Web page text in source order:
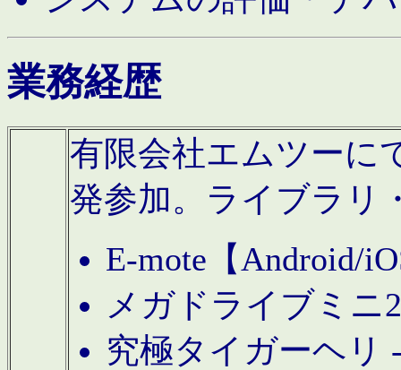
業務経歴
有限会社エムツーに
発参加。ライブラリ
E-mote【Android/
メガドライブミニ
究極タイガーヘリ